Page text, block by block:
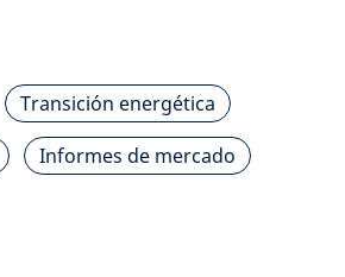
Transición energética
Informes de mercado